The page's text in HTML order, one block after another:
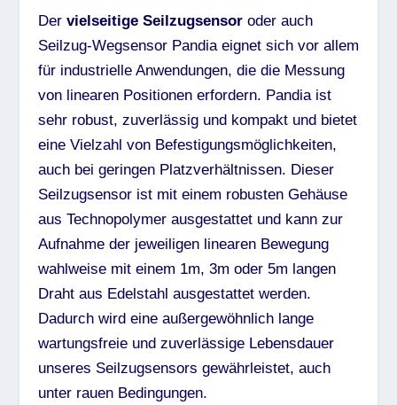
Der vielseitige Seilzugsensoroder auch
Seilzug-Wegsensor Pandia eignet sich vor allem
für industrielle Anwendungen, die die Messung
von linearen Positionen erfordern. Pandia ist
sehr robust, zuverlässig und kompakt und bietet
eine Vielzahl von Befestigungsmöglichkeiten,
auch bei geringen Platzverhältnissen. Dieser
Seilzugsensor ist mit einem robusten Gehäuse
aus Technopolymer ausgestattet und kann zur
Aufnahme der jeweiligen linearen Bewegung
wahlweise mit einem 1m, 3m oder 5m langen
Draht aus Edelstahl ausgestattet werden.
Dadurch wird eine außergewöhnlich lange
wartungsfreie und zuverlässige Lebensdauer
unseres Seilzugsensors gewährleistet, auch
unter rauen Bedingungen.